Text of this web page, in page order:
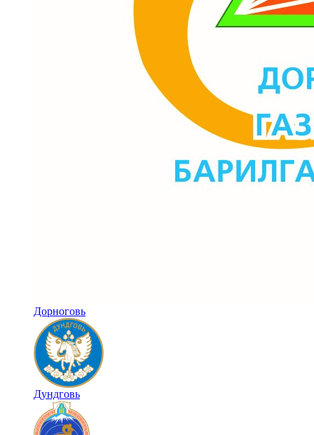
Дорноговь
Дундговь